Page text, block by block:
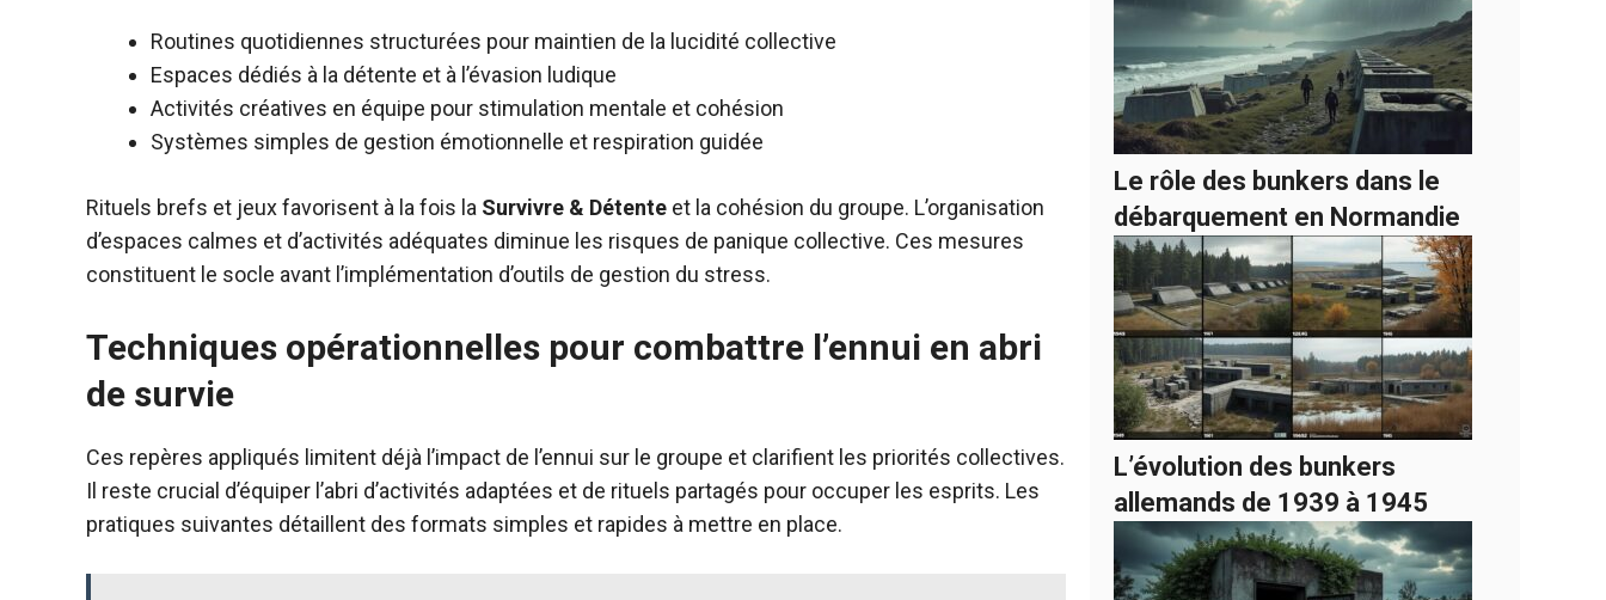
Routines quotidiennes structurées pour maintien de la lucidité collective
Espaces dédiés à la détente et à l’évasion ludique
Activités créatives en équipe pour stimulation mentale et cohésion
Systèmes simples de gestion émotionnelle et respiration guidée
Rituels brefs et jeux favorisent à la fois la Survivre & Détente et la cohésion du groupe. L’organisation
d’espaces calmes et d’activités adéquates diminue les risques de panique collective. Ces mesures
constituent le socle avant l’implémentation d’outils de gestion du stress.
Techniques opérationnelles pour combattre l’ennui en abri
de survie
Ces repères appliqués limitent déjà l’impact de l’ennui sur le groupe et clarifient les priorités collectives.
Il reste crucial d’équiper l’abri d’activités adaptées et de rituels partagés pour occuper les esprits. Les
pratiques suivantes détaillent des formats simples et rapides à mettre en place.
Le rôle des bunkers dans le
débarquement en Normandie
L’évolution des bunkers
allemands de 1939 à 1945